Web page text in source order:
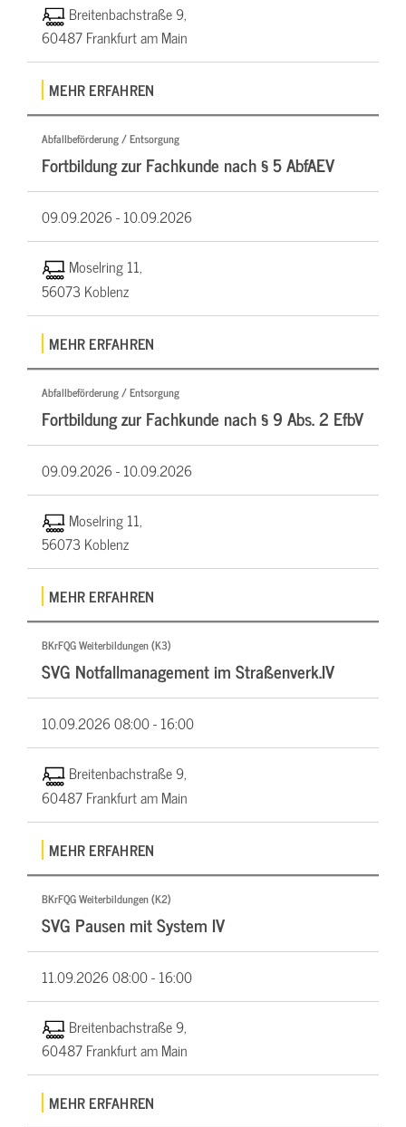
Breitenbachstraße 9,
60487 Frankfurt am Main
MEHR ERFAHREN
Abfallbeförderung / Entsorgung
Fortbildung zur Fachkunde nach § 5 AbfAEV
09.09.2026 -10.09.2026
Moselring 11,
56073 Koblenz
MEHR ERFAHREN
Abfallbeförderung / Entsorgung
Fortbildung zur Fachkunde nach § 9 Abs. 2 EfbV
09.09.2026 -10.09.2026
Moselring 11,
56073 Koblenz
MEHR ERFAHREN
BKrFQG Weiterbildungen (K3)
SVG Notfallmanagement im Straßenverk.IV
10.09.202608:00 - 16:00
Breitenbachstraße 9,
60487 Frankfurt am Main
MEHR ERFAHREN
BKrFQG Weiterbildungen (K2)
SVG Pausen mit System IV
11.09.202608:00 - 16:00
Breitenbachstraße 9,
60487 Frankfurt am Main
MEHR ERFAHREN